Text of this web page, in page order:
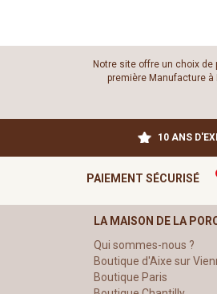
Notre site offre un choix
première Manufacture
10 ANS
PAIEMENT SÉCURISÉ
LA MAISON DE LA
Qui sommes-nous ?
Boutique d'Aixe sur
Boutique Paris